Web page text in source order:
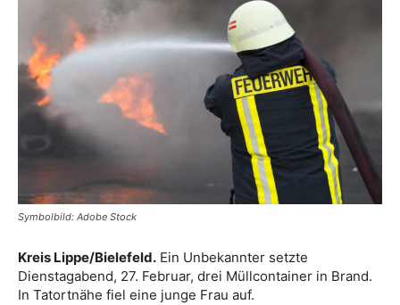
Symbolbild: Adobe Stock
Kreis Lippe/Bielefeld. Ein Unbekannter setzte
Dienstagabend, 27. Februar, drei Müllcontainer in Brand.
In Tatortnähe fiel eine junge Frau auf.